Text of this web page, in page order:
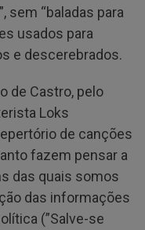
sem “baladas para
usados para
e descerebrados.
de Castro, pelo
Loks
de canções
fazem pensar a
das quais somos
das informações
(”Salve-se